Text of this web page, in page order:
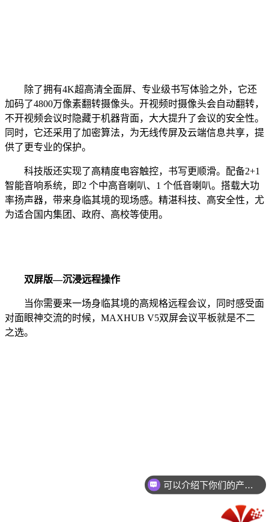
除了拥有4K超高清全面屏、专业级书写体验之外，它还
加码了4800万像素翻转摄像头。开视频时摄像头会自动翻转，
不开视频会议时隐藏于机器背面，大大提升了会议的安全性。
同时，它还采用了加密算法，为无线传屏及云端信息共享，提
供了更专业的保护。
科技版还实现了高精度电容触控，书写更顺滑。配备2+1
智能音响系统，即2 个中高音喇叭、1 个低音喇叭。搭载大功
率扬声器，带来身临其境的现场感。精湛科技、高安全性，尤
为适合国内集团、政府、高校等使用。
双屏版—沉浸远程操作
当你需要来一场身临其境的高规格远程会议，同时感受面
对面眼神交流的时候，MAXHUB V5双屏会议平板就是不二
之选。
可以介绍下你们的产品么？
你们是怎么收费的呢？